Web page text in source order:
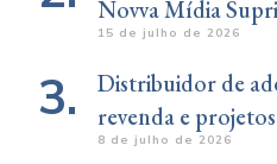
Novva Mídia
15 de julho de 2026
Distribuidor de
revenda e projetos
8 de julho de 2026